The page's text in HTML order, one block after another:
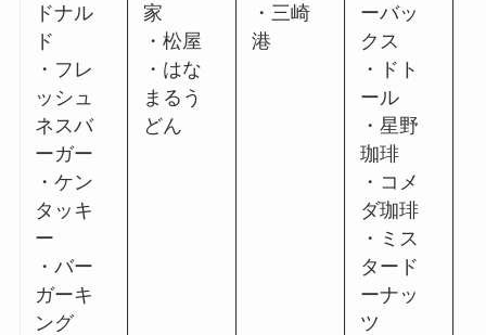
ドナル
ド
・フレ
ッシュ
ネスバ
ーガー
・ケン
タッキ
ー
・バー
ガーキ
ング
家
・松屋
・はな
まるう
どん
・三崎
港
ーバッ
クス
・ドト
ール
・星野
珈琲
・コメ
ダ珈琲
・ミス
タード
ーナッ
ツ